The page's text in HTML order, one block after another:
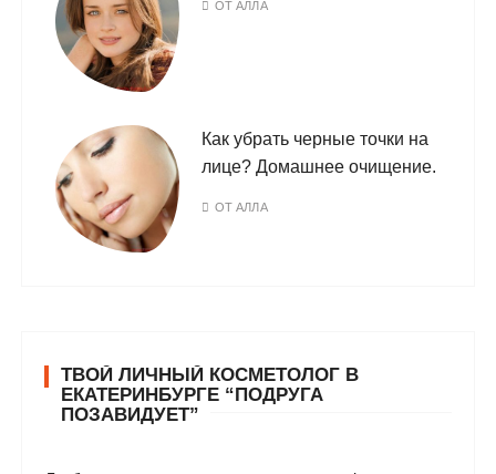
ОТАЛЛА
Как убрать черные точки на
лице? Домашнее очищение.
ОТАЛЛА
ТВОЙ ЛИЧНЫЙ КОСМЕТОЛОГ В
ЕКАТЕРИНБУРГЕ “ПОДРУГА
ПОЗАВИДУЕТ”